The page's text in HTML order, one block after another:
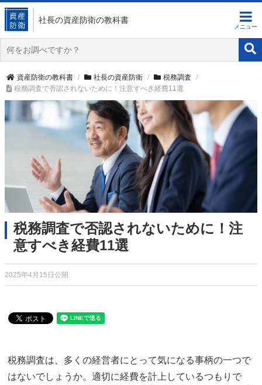
社長の資産防衛の教科書
資産防衛の教科書 社長の資産防衛
税務調査
税務調査で否認されないために！注意すべき経費11選
税務調査で否認されないために！注
意すべき経費11選
2025年4月15日公開
税務調査は、多くの経営者にとって気になる事柄の一つで
はないでしょうか。適切に経費を計上しているつもりで